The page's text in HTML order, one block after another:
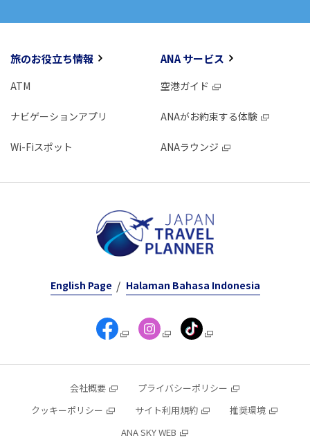
旅のお役立ち情報
ATM
ナビゲーションアプリ
Wi-Fiスポット
ANA サービス
空港ガイド
ANAがお約束する体験
ANAラウンジ
English Page Halaman Bahasa Indonesia
会社概要
プライバシーポリシー
クッキーポリシー
サイト利用規約
推奨環境
ANA SKY WEB